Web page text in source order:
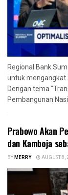
Regional Bank
untuk mengangkat
Dengan tema
Pembangunan
Prabowo Akan
dan Kamboja
BYMERRY AUGUST 8,